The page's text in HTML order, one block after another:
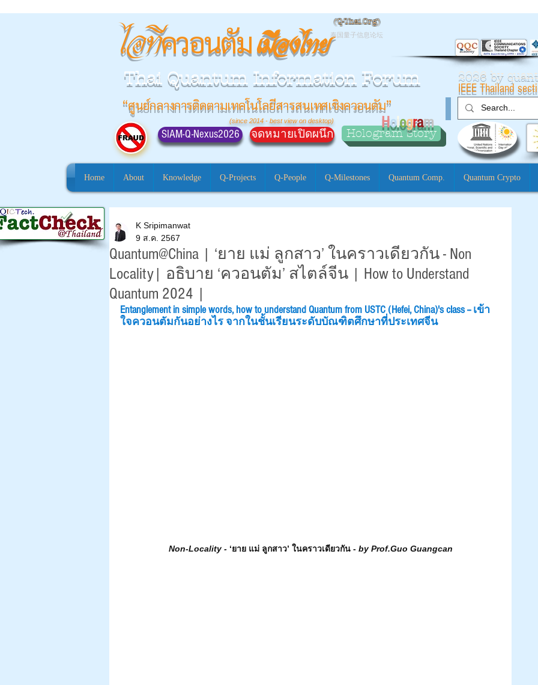
ไอทีควอนตัมเมืองไทย 泰国量子信息论坛
(Q-Thai.Org)
Thai Quantum Information Forum 2026 by
IEEE Thailand
“ศูนย์กลางการติดตามเทคโนโลยีสารสนเทศเชิงควอนตัม”
(since 2014 - best view on desktop)
จดหมายเปิดผนึก Hologram Story
Hologram
SIAM-Q-Nexus2026
Home About Knowledge Q-Projects Q-People Q-Milestones Quantum Comp. Quantum Crypto
Quantum@China | ‘ยาย แม่ ลูกสาว’ ในคราวเดียวกัน - Non
Locality| อธิบาย ‘ควอนตัม’ สไตล์จีน | How to Understand
Quantum 2024 |
K Sripimanwat
9 ส.ค. 2567
Entanglement in simple words, how to understand Quantum from USTC (Hefei, China)'s class -- เข้า
ใจควอนตัมกันอย่างไร จากในชั้นเรียนระดับบัณฑิตศึกษาที่ประเทศจีน
Non-Locality - ‘ยาย แม่ ลูกสาว’ ในคราวเดียวกัน - by Prof.Guo Guangcan